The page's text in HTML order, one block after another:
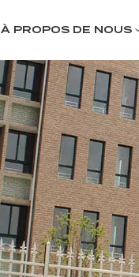
À PROPOS DE NOUS